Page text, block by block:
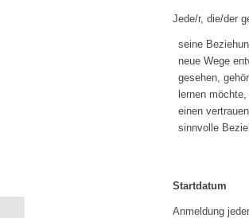
Jede/r, die/der
seine
neue Wege
gesehen,
lernen
einen
sinnvolle
Startdatum
Anmeldung